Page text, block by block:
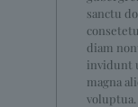
sanctu
diam
invidunt
magna
voluptua.